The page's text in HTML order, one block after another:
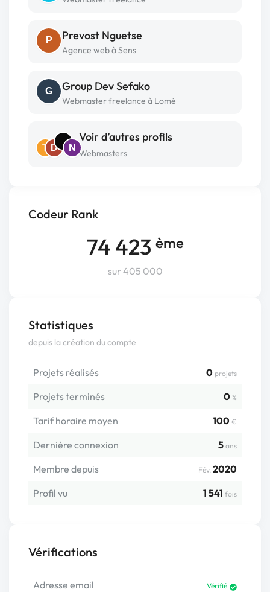
Codeur Rank
74 423 ème
sur 405 000
Statistiques
depuis la création du compte
Projets réalisés 0 projets
Projets terminés 0 %
Tarif horaire moyen 100 €
Dernière connexion 5 ans
Membre depuis Fév. 2020
Profil vu
1 541 fois
Vérifications
Adresse email Vérifié
P Prevost Nguetse
Agence web à Sens
G Group Dev Sefako
Webmaster freelance à Lomé
T D N
Voir d’autres profils
Webmasters